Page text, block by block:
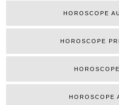
HOROSCOPE
HOROSCOPE
HOROSCOPE